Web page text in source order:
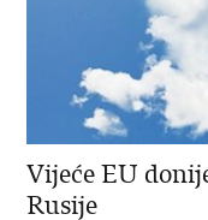
Vijeće EU
Rusije